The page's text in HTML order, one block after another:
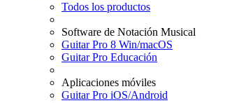
Todos los productos
Software de Notación Musical
Guitar Pro 8 Win/macOS
Guitar Pro Educación
Aplicaciones móviles
Guitar Pro iOS/Android